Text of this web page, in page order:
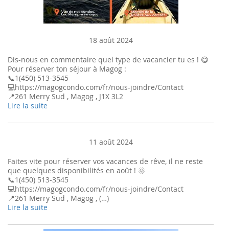
18 août 2024
Dis-nous en commentaire quel type de vacancier tu es ! 😋
Pour réserver ton séjour à Magog :
📞1(450) 513-3545
💻https://magogcondo.com/fr/nous-joindre/Contact
📍261 Merry Sud , Magog , J1X 3L2
Lire la suite
11 août 2024
Faites vite pour réserver vos vacances de rêve, il ne reste
que quelques disponibilités en août ! 🌞
📞1(450) 513-3545
💻https://magogcondo.com/fr/nous-joindre/Contact
📍261 Merry Sud , Magog , (…)
Lire la suite